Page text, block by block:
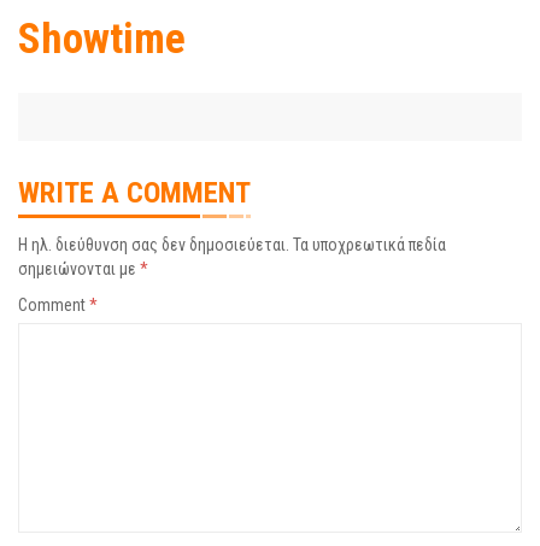
Showtime
WRITE A COMMENT
Η ηλ. διεύθυνση σας δεν δημοσιεύεται. Τα υποχρεωτικά πεδία
σημειώνονται με *
Comment*